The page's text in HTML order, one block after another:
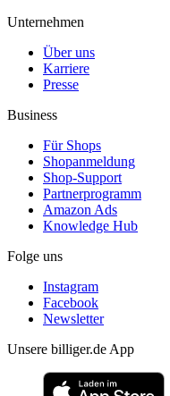
Unternehmen
Über uns
Karriere
Presse
Business
Für Shops
Shopanmeldung
Shop-Support
Partnerprogramm
Amazon Ads
Knowledge Hub
Folge uns
Instagram
Facebook
Newsletter
Unsere billiger.de App